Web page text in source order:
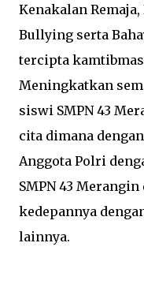
Kenakalan Remaja,
Bullying serta
tercipta
Meningkatkan
siswi SMPN 43
cita dimana
Anggota Polri
SMPN 43
kedepannya
lainnya.